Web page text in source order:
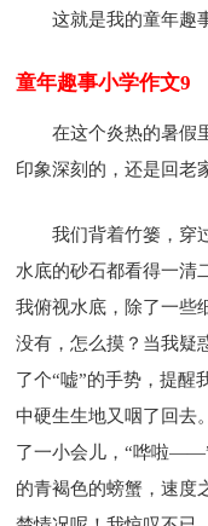
这就是我的童年趣
童年趣事小学作文9
在这个炎热的暑假
印象深刻的，还是回老
我们背着竹篓，穿
水底的砂石都看得一清
我俯视水底，除了一些
没有，怎么摸？当我疑
了个“嘘”的手势，提醒
中硬生生地又咽了回去
了一小会儿，“哗啦
的青褐色的螃蟹，速度